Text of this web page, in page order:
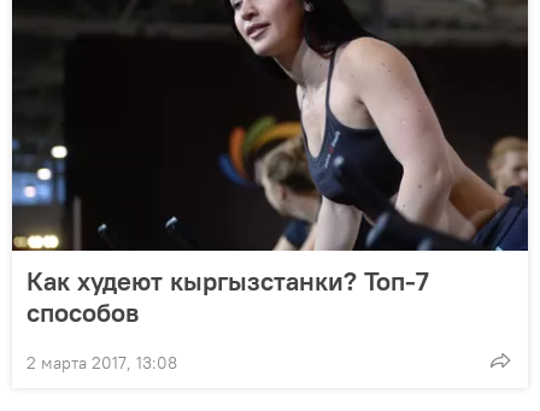
Как худеют кыргызстанки? Топ-7
способов
2 марта 2017, 13:08